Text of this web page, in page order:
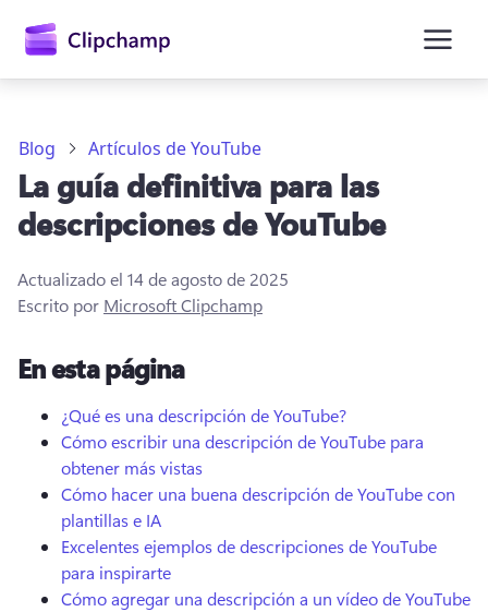
principal
Iniciar sesión
Probar gratis
Blog Artículos de YouTube
La guía definitiva para las
descripciones de YouTube
Actualizado el 14 de agosto de 2025
Escrito por Microsoft Clipchamp
En esta página
¿Qué es una descripción de YouTube?
Cómo escribir una descripción de YouTube para
obtener más vistas
Cómo hacer una buena descripción de YouTube con
plantillas e IA
Excelentes ejemplos de descripciones de YouTube
para inspirarte
Cómo agregar una descripción a un vídeo de YouTube